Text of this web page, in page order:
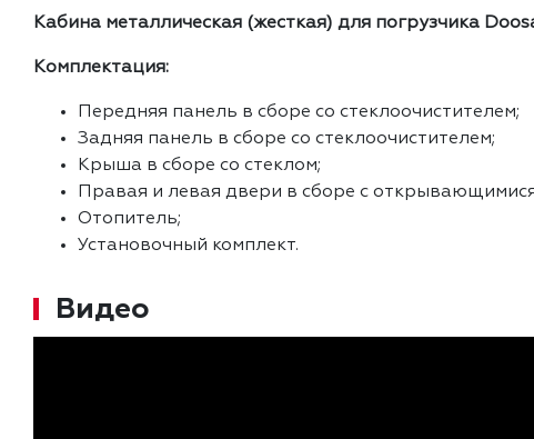
Кабина металлическая (жесткая) для погрузчика
Комплектация:
Передняя панель в сборе со стеклоочистителем;
Задняя панель в сборе со стеклоочистителем;
Крыша в сборе со стеклом;
Правая и левая двери в сборе с
Отопитель;
Установочный комплект.
Видео